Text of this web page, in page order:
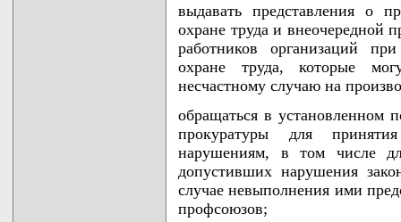
выдавать представления о
охране труда и внеочередной
работников организаций
охране труда, которые
несчастному случаю на
обращаться в установленном
прокуратуры для
нарушениям, в том числе
допустивших нарушения
случае невыполнения ими
профсоюзов;